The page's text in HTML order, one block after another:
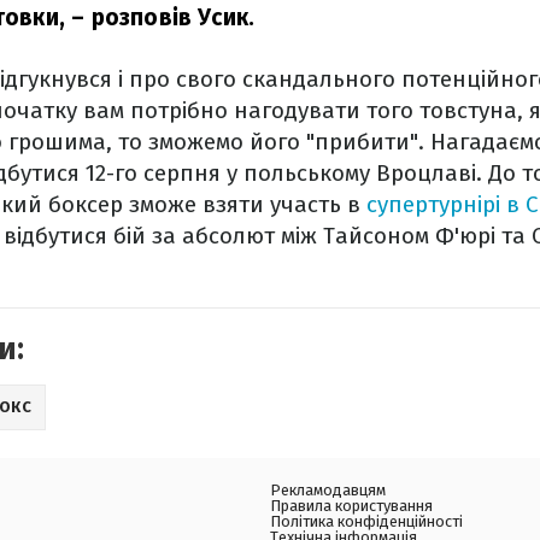
– розповів Усик.
і про свого скандального
вам потрібно нагодувати того товстуна,
грошима, то зможемо його "прибити".
12-го серпня у польському Вроцлаві. До
боксер зможе взяти участь в супертурнірі в
бій за абсолют між Тайсоном Ф'юрі та
Рекламодавцям
Правила користування
Політика конфіденційності